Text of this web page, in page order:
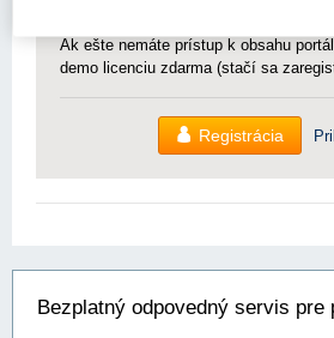
Ak ešte nemáte prístup k obsahu
demo licenciu zdarma (stačí sa
Registrácia
Bezplatný odpovedný servis pre